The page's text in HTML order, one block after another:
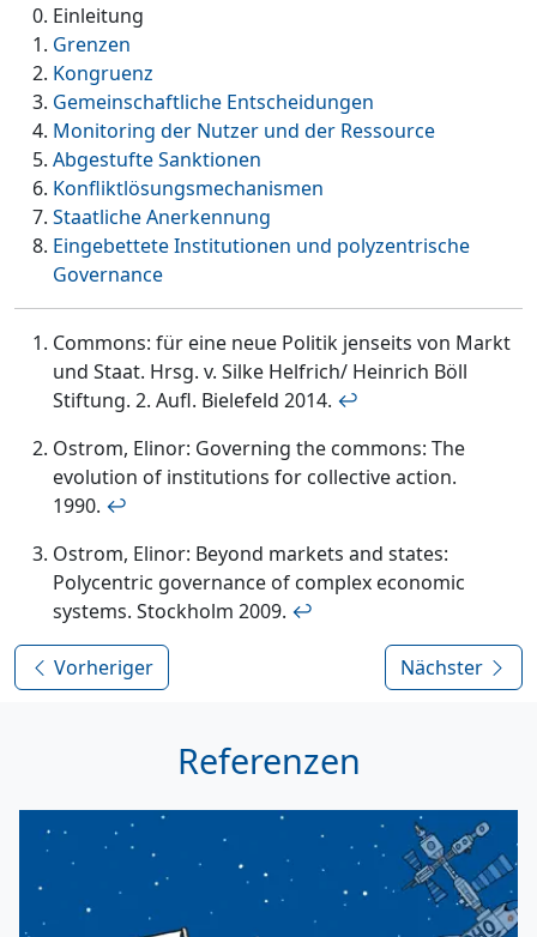
Einleitung
Grenzen
Kongruenz
Gemeinschaftliche Entscheidungen
Monitoring der Nutzer und der Ressource
Abgestufte Sanktionen
Konfliktlösungsmechanismen
Staatliche Anerkennung
Eingebettete Institutionen und polyzentrische
Governance
Commons: für eine neue Politik jenseits von Markt
und Staat. Hrsg. v. Silke Helfrich/ Heinrich Böll
Stiftung. 2. Aufl. Bielefeld 2014. ↩︎
Ostrom, Elinor: Governing the commons: The
evolution of institutions for collective action.
1990. ↩︎
Ostrom, Elinor: Beyond markets and states:
Polycentric governance of complex economic
systems. Stockholm 2009. ↩︎
Vorheriger Nächster
Referenzen